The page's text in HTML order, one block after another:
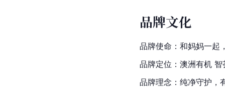
品牌文化
品牌使命：和妈妈一起
品牌定位：澳洲有机
品牌理念：纯净守护，